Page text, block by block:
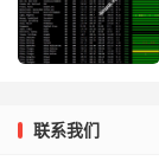
联系我们